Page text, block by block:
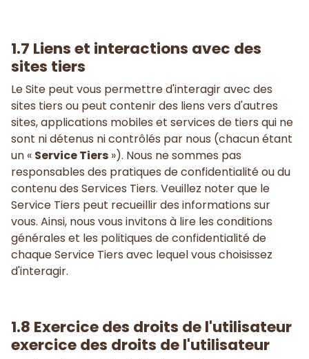
1.7 Liens et interactions avec des
sites tiers
Le Site peut vous permettre d'interagir avec des
sites tiers ou peut contenir des liens vers d'autres
sites, applications mobiles et services de tiers qui ne
sont ni détenus ni contrôlés par nous (chacun étant
un « Service Tiers »). Nous ne sommes pas
responsables des pratiques de confidentialité ou du
contenu des Services Tiers. Veuillez noter que le
Service Tiers peut recueillir des informations sur
vous. Ainsi, nous vous invitons à lire les conditions
générales et les politiques de confidentialité de
chaque Service Tiers avec lequel vous choisissez
d'interagir.
1.8 Exercice des droits de l'utilisateur
exercice des droits de l'utilisateur